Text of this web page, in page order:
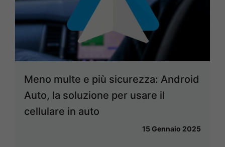
Meno multe e più sicurezza: Android
Auto, la soluzione per usare il
cellulare in auto
15 Gennaio 2025